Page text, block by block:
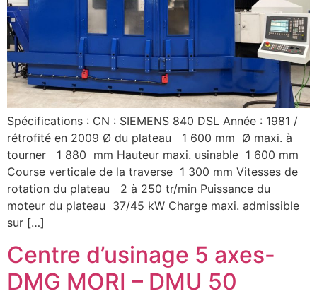
Spécifications : CN : SIEMENS 840 DSL Année : 1981 /
rétrofité en 2009 Ø du plateau 1 600 mm Ø maxi. à
tourner 1 880 mm Hauteur maxi. usinable 1 600 mm
Course verticale de la traverse 1 300 mm Vitesses de
rotation du plateau 2 à 250 tr/min Puissance du
moteur du plateau 37/45 kW Charge maxi. admissible
sur […]
Centre d’usinage 5 axes-
DMG MORI – DMU 50